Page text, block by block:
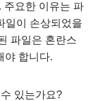
주요한 이유는 파
일이 손상되었을
파일은 혼란스
야 합니다.
있는가요?